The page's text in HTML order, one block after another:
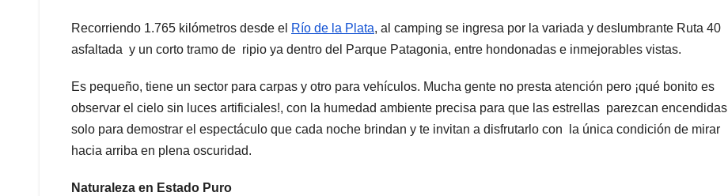
Recorriendo 1.765 kilómetros desde el Río de la Plata, al camping se ingresa por la variada y deslumbrante Ruta 40
asfaltada y un corto tramo de ripio ya dentro del Parque Patagonia, entre hondonadas e inmejorables vistas.
Es pequeño, tiene un sector para carpas y otro para vehículos. Mucha gente no presta atención pero ¡qué bonito es
observar el cielo sin luces artificiales!, con la humedad ambiente precisa para que las estrellas parezcan encendidas
solo para demostrar el espectáculo que cada noche brindan y te invitan a disfrutarlo con la única condición de mirar
hacia arriba en plena oscuridad.
Naturaleza en Estado Puro